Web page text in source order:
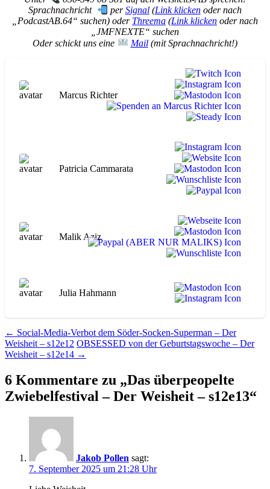
Sprachnachricht
perSignal(Link klickenoder nach
„PodcastAB.64“ suchen) oder Threema (Link klicken oder nach
„JMFNEXTE“ suchen
Oder schickt uns eine
Mail(mit Sprachnachricht!)
Marcus Richter
Patricia Cammarata
Malik Aziz
Julia Hahmann
Beitragsnavigation
← Social-Media-Verbot dem Söder-Socken-Superman – Der
Weisheit – s12e12 OBSESSED von der Geburtstagswoche – Der
Weisheit – s12e14 →
6 Kommentare zu „Das überpeopelte
Zwiebelfestival – Der Weisheit – s12e13“
Jakob Pollen sagt:
7. September 2025 um 21:28 Uhr